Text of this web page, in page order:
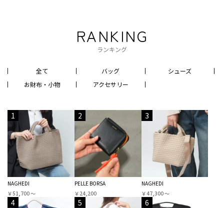
RANKING
ランキング
全て バッグ
シューズ
お財布・小物
アクセサリー
1
NAGHEDI
￥51,700 〜
2
PELLE BORSA
￥24,200
3
NAGHEDI
￥47,300 〜
4 5 6